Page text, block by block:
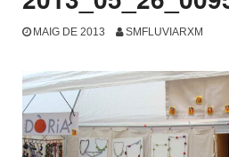
MAIG DE 2013 SMFLUVIARXM